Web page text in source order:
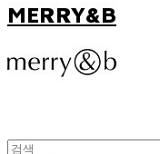
MERRY&B